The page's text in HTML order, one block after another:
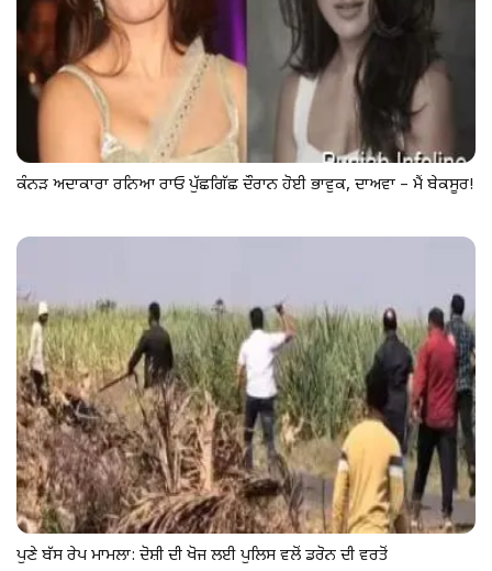
ਕੰਨੜ ਅਦਾਕਾਰਾ ਰਨਿਆ ਰਾਓ ਪੁੱਛਗਿੱਛ ਦੌਰਾਨ ਹੋਈ ਭਾਵੁਕ, ਦਾਅਵਾ – ਮੈਂ ਬੇਕਸੂਰ!
ਪੁਣੇ ਬੱਸ ਰੇਪ ਮਾਮਲਾ: ਦੋਸ਼ੀ ਦੀ ਖੋਜ ਲਈ ਪੁਲਿਸ ਵਲੋਂ ਡਰੋਨ ਦੀ ਵਰਤੋਂ